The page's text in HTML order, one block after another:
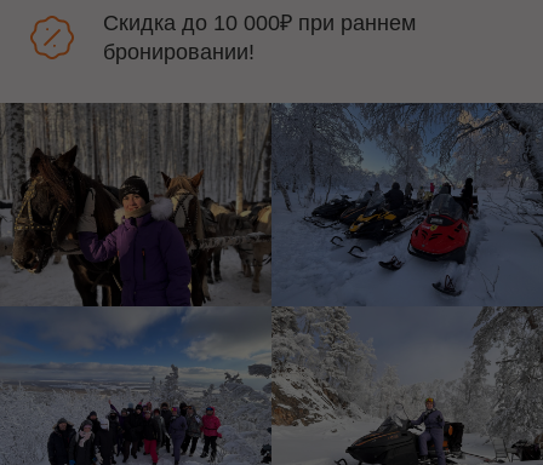
Скидка до 10 000₽ при раннем
бронировании!